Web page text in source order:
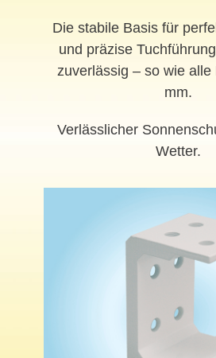
Die stabile Basis für
und präzise
zuverlässig – so wie alle
mm.
Verlässlicher
Wetter.